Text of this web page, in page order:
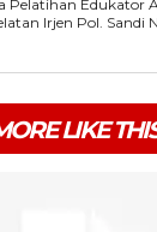
Pelatihan Edukator
Irjen Pol. Sandi
LIKE